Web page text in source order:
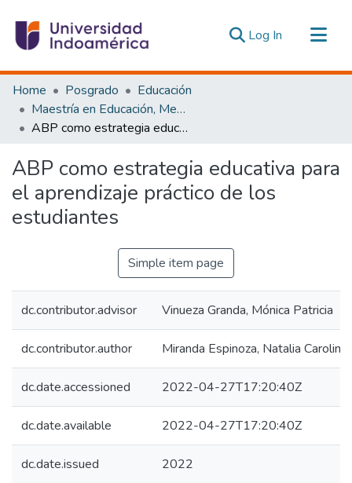
Log In (current)
Communities & Collections
All of DSpace
Statistics
Home Posgrado
Educación
Maestría en Educación, Mención Innovación y Liderazgo Educativo
ABP como estrategia educativa para el aprendizaje práctico de los estudiantes
ABP como estrategia educativa para
el aprendizaje práctico de los
estudiantes
Simple item page
dc.contributor.advisor Vinueza Granda, Mónica Patricia
dc.contributor.author Miranda Espinoza, Natalia Carolina
dc.date.accessioned 2022-04-27T17:20:40Z
dc.date.available 2022-04-27T17:20:40Z
dc.date.issued 2022